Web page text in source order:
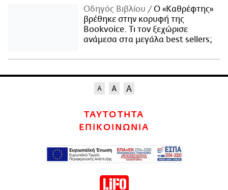
Οδηγός Βιβλίου
Ο «Καθρέφτης»
βρέθηκε στην κορυφή της
Bookvoice. Τι τον ξεχώρισε
ανάμεσα στα μεγάλα best sellers;
ΤΑΥΤΟΤΗΤΑ
ΕΠΙΚΟΙΝΩΝΙΑ